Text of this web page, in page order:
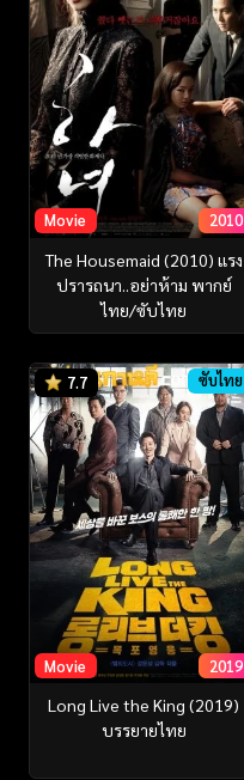
Movie 2010
The Housemaid (2010) แรง
ปรารถนา..อย่าห้าม พากย์
ไทย/ซับไทย
7.7 ซับไทย
Movie 2019
Long Live the King (2019)
บรรยายไทย